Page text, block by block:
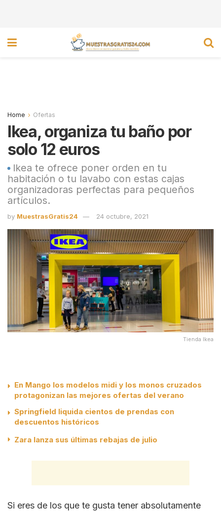
Home Ofertas
Ikea, organiza tu baño por
solo 12 euros
Ikea te ofrece poner orden en tu
habitación o tu lavabo con estas cajas
organizadoras perfectas para pequeños
artículos.
by MuestrasGratis24 24 octubre, 2021
Tienda Ikea
En Mango los modelos midi y los monos cruzados
protagonizan las mejores ofertas del verano
Springfield liquida cientos de prendas con
descuentos históricos
Zara lanza sus últimas rebajas de julio
Si eres de los que te gusta tener absolutamente